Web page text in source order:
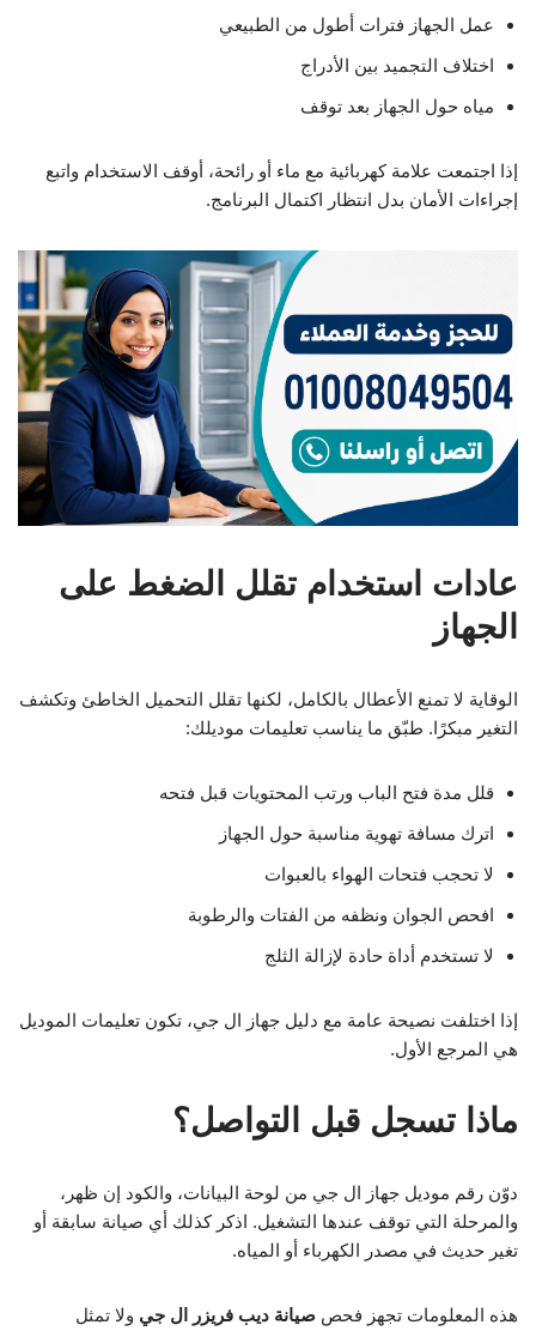
عمل الجهاز فترات أطول من الطبيعي
اختلاف التجميد بين الأدراج
مياه حول الجهاز بعد توقف
إذا اجتمعت علامة كهربائية مع ماء أو رائحة، أوقف الاستخدام واتبع
إجراءات الأمان بدل انتظار اكتمال البرنامج.
عادات استخدام تقلل الضغط على
الجهاز
الوقاية لا تمنع الأعطال بالكامل، لكنها تقلل التحميل الخاطئ وتكشف
التغير مبكرًا. طبّق ما يناسب تعليمات موديلك:
قلل مدة فتح الباب ورتب المحتويات قبل فتحه
اترك مسافة تهوية مناسبة حول الجهاز
لا تحجب فتحات الهواء بالعبوات
افحص الجوان ونظفه من الفتات والرطوبة
لا تستخدم أداة حادة لإزالة الثلج
إذا اختلفت نصيحة عامة مع دليل جهاز ال جي، تكون تعليمات الموديل
هي المرجع الأول.
ماذا تسجل قبل التواصل؟
دوّن رقم موديل جهاز ال جي من لوحة البيانات، والكود إن ظهر،
والمرحلة التي توقف عندها التشغيل. اذكر كذلك أي صيانة سابقة أو
تغير حديث في مصدر الكهرباء أو المياه.
هذه المعلومات تجهز فحص صيانة ديب فريزر ال جي ولا تمثل